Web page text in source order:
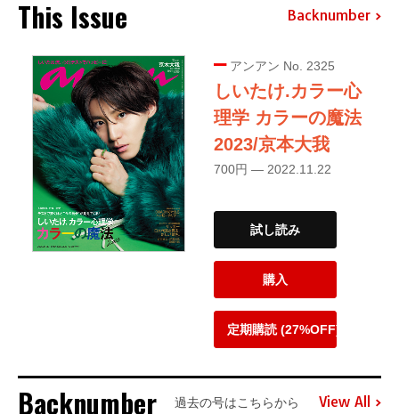
This Issue Backnumber
アンアン No. 2325
しいたけ.カラー心
理学 カラーの魔法
2023/京本大我
700円 — 2022.11.22
試し読み
購入
定期購読 (27%OFF)
Backnumber 過去の号はこちらから View All